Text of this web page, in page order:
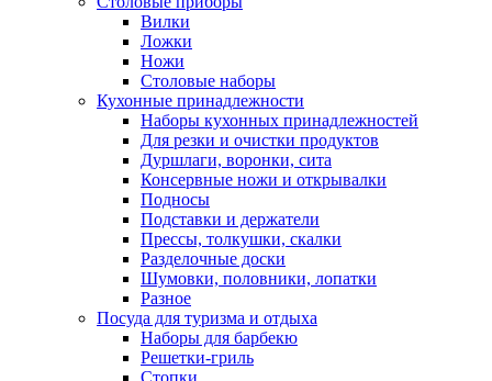
Вилки
Ложки
Ножи
Столовые наборы
Кухонные принадлежности
Наборы кухонных принадлежностей
Для резки и очистки продуктов
Дуршлаги, воронки, сита
Консервные ножи и открывалки
Подносы
Подставки и держатели
Прессы, толкушки, скалки
Разделочные доски
Шумовки, половники, лопатки
Разное
Посуда для туризма и отдыха
Наборы для барбекю
Решетки-гриль
Стопки